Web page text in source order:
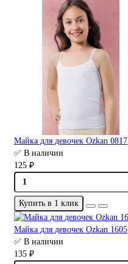
Майка для девочек Ozkan 0817
✅ В наличии
125 ₽
Купить в 1 клик
Майка для девочек Ozkan 1605
✅ В наличии
135 ₽